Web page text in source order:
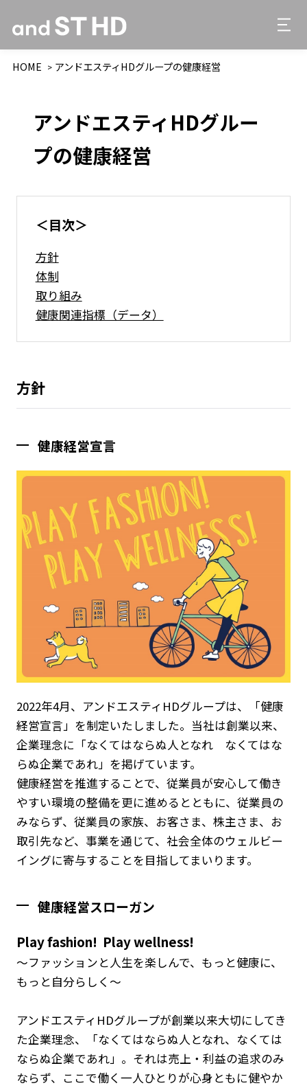
HOME アンドエスティHDグループの健康経営
アンドエスティHDグルー
プの健康経営
＜目次＞
方針
体制
取り組み
健康関連指標（データ）
方針
健康経営宣言
2022年4月、アンドエスティHDグループは、「健康
経営宣言」を制定いたしました。当社は創業以来、
企業理念に「なくてはならぬ人となれ なくてはな
らぬ企業であれ」を掲げています。
健康経営を推進することで、従業員が安心して働き
やすい環境の整備を更に進めるとともに、従業員の
みならず、従業員の家族、お客さま、株主さま、お
取引先など、事業を通じて、社会全体のウェルビー
イングに寄与することを目指してまいります。
健康経営スローガン
Play fashion! Play wellness!
～ファッションと人生を楽しんで、もっと健康に、
もっと自分らしく～
アンドエスティHDグループが創業以来大切にしてき
た企業理念、「なくてはならぬ人となれ、なくては
ならぬ企業であれ」。それは売上・利益の追求のみ
ならず、ここで働く一人ひとりが心身ともに健やか